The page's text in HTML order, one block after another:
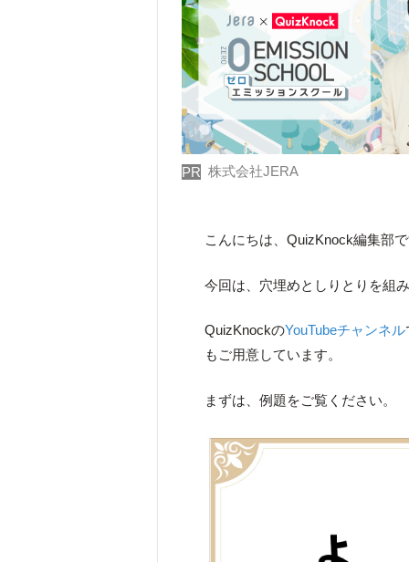
PR 株式会社JERA
こんにちは、QuizKnock編集部
今回は、穴埋めとしりとりを組
QuizKnockのYouTubeチャンネル
もご用意しています。
まずは、例題をご覧ください。